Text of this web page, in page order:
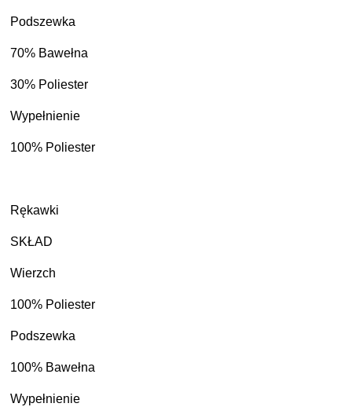
Podszewka
70% Bawełna
30% Poliester
Wypełnienie
100% Poliester
Rękawki
SKŁAD
Wierzch
100% Poliester
Podszewka
100% Bawełna
Wypełnienie